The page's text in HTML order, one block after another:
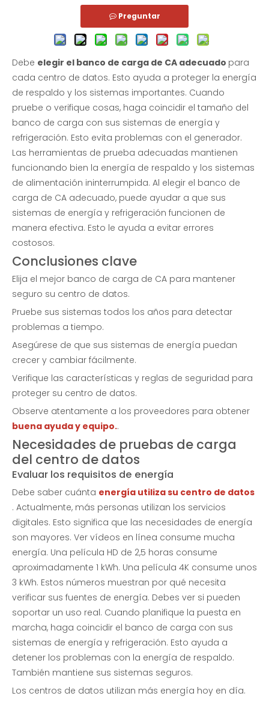
Banco de carga resistivo ajustable de CA trifásico de 300KW 400KVA
Preguntar Preguntar
Preguntar
Banco de carga resistivo de CA
Preguntar
Banco de carga de CA: resistivo e inductivo
Preguntar
Preguntar
Debe elegir el banco de carga de CA adecuado para
cada centro de datos. Esto ayuda a proteger la energía
de respaldo y los sistemas importantes. Cuando
pruebe o verifique cosas, haga coincidir el tamaño del
banco de carga con sus sistemas de energía y
refrigeración. Esto evita problemas con el generador.
Las herramientas de prueba adecuadas mantienen
funcionando bien la energía de respaldo y los sistemas
de alimentación ininterrumpida. Al elegir el banco de
carga de CA adecuado, puede ayudar a que sus
sistemas de energía y refrigeración funcionen de
manera efectiva. Esto le ayuda a evitar errores
costosos.
Conclusiones clave
Elija el mejor banco de carga de CA para mantener
seguro su centro de datos.
Pruebe sus sistemas todos los años para detectar
problemas a tiempo.
Asegúrese de que sus sistemas de energía puedan
crecer y cambiar fácilmente.
Verifique las características y reglas de seguridad para
proteger su centro de datos.
Observe atentamente a los proveedores para obtener
buena ayuda y equipo..
Necesidades de pruebas de carga
del centro de datos
Evaluar los requisitos de energía
Debe saber cuánta energía utiliza su centro de datos
. Actualmente, más personas utilizan los servicios
digitales. Esto significa que las necesidades de energía
son mayores. Ver vídeos en línea consume mucha
energía. Una película HD de 2,5 horas consume
aproximadamente 1 kWh. Una película 4K consume unos
3 kWh. Estos números muestran por qué necesita
verificar sus fuentes de energía. Debes ver si pueden
soportar un uso real. Cuando planifique la puesta en
marcha, haga coincidir el banco de carga con sus
sistemas de energía y refrigeración. Esto ayuda a
detener los problemas con la energía de respaldo.
También mantiene sus sistemas seguros.
Los centros de datos utilizan más energía hoy en día.